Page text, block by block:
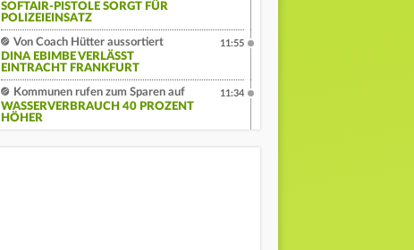
SOFTAIR-PISTOLE SORGT FÜR
POLIZEIEINSATZ
Von Coach Hütter aussortiert
DINA EBIMBE VERLÄSST
EINTRACHT FRANKFURT
11:55
Kommunen rufen zum Sparen auf
WASSERVERBRAUCH 40 PROZENT
HÖHER
11:34